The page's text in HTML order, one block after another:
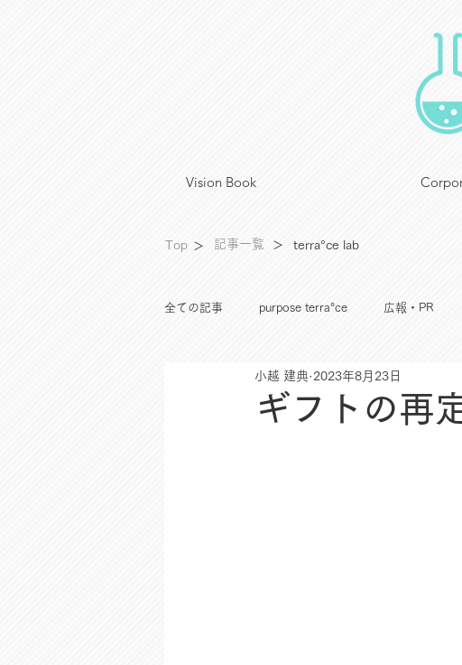
Vision Book
Top ＞ 記事一覧 ＞ terra°ce lab
全ての記事 purpose terra°ce 広報・PR
ギフトの再
小越 建典 2023年8月23日